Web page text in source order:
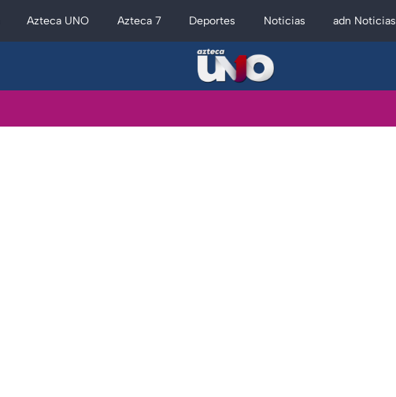
Azteca UNO Azteca 7 Deportes Noticias adn Noticias